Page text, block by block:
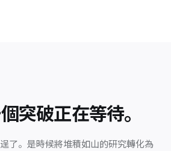
突破正在等待。
了。是時候將堆積如山的研究轉化為